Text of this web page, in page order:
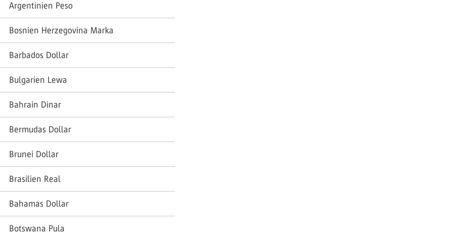
Argentinien Peso
Bosnien Herzegovina Marka
Barbados Dollar
Bulgarien Lewa
Bahrain Dinar
Bermudas Dollar
Brunei Dollar
Brasilien Real
Bahamas Dollar
Botswana Pula